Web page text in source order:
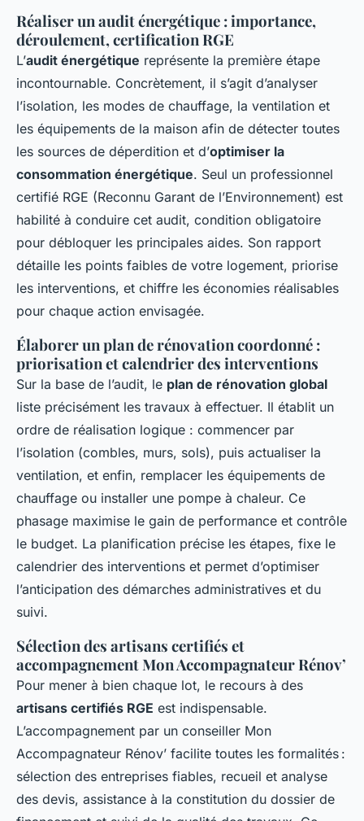
Réaliser un audit énergétique : importance,
déroulement, certification RGE
L’audit énergétique représente la première étape
incontournable. Concrètement, il s’agit d’analyser
l’isolation, les modes de chauffage, la ventilation et
les équipements de la maison afin de détecter toutes
les sources de déperdition et d’optimiser la
consommation énergétique. Seul un professionnel
certifié RGE (Reconnu Garant de l’Environnement) est
habilité à conduire cet audit, condition obligatoire
pour débloquer les principales aides. Son rapport
détaille les points faibles de votre logement, priorise
les interventions, et chiffre les économies réalisables
pour chaque action envisagée.
Élaborer un plan de rénovation coordonné :
priorisation et calendrier des interventions
Sur la base de l’audit, le plan de rénovation global
liste précisément les travaux à effectuer. Il établit un
ordre de réalisation logique : commencer par
l’isolation (combles, murs, sols), puis actualiser la
ventilation, et enfin, remplacer les équipements de
chauffage ou installer une pompe à chaleur. Ce
phasage maximise le gain de performance et contrôle
le budget. La planification précise les étapes, fixe le
calendrier des interventions et permet d’optimiser
l’anticipation des démarches administratives et du
suivi.
Sélection des artisans certifiés et
accompagnement Mon Accompagnateur Rénov’
Pour mener à bien chaque lot, le recours à des
artisans certifiés RGE est indispensable.
L’accompagnement par un conseiller Mon
Accompagnateur Rénov’ facilite toutes les formalités :
sélection des entreprises fiables, recueil et analyse
des devis, assistance à la constitution du dossier de